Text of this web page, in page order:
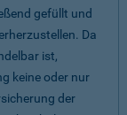
gefüllt und
Da
ist,
keine oder nur
der